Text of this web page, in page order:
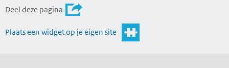
Deel deze pagina
Plaats een widget op je eigen site